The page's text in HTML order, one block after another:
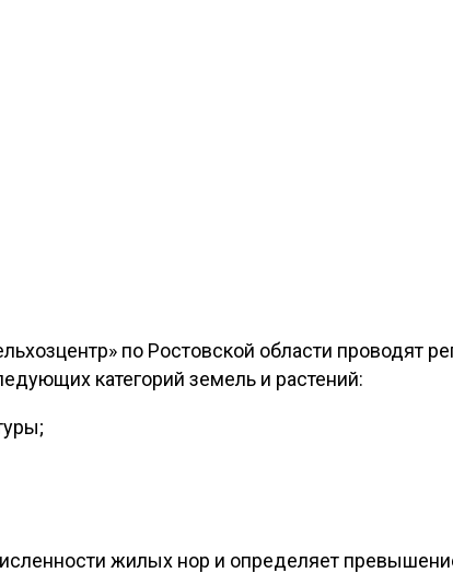
по Ростовской области проводят
категорий земель и растений:
жилых нор и определяет